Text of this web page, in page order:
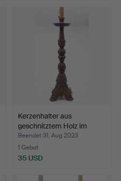
Kerzenhalter aus
geschnitztem Holz im
neob…
Beendet 31. Aug 2023
1 Gebot
35 USD